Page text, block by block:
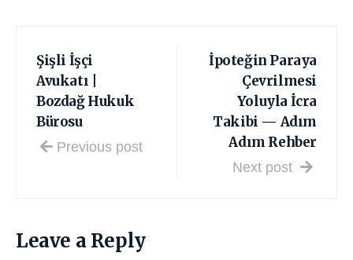
Şişli İşçi
Avukatı |
Bozdağ Hukuk
Bürosu
Previous post
İpoteğin Paraya
Çevrilmesi
Yoluyla İcra
Takibi — Adım
Adım Rehber
Next post
Leave a Reply